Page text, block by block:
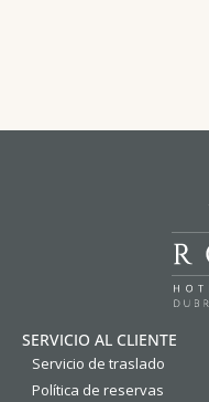
SERVICIO AL CLIENTE
Servicio de traslado
Política de reservas